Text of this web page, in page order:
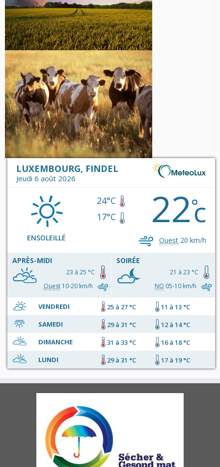
LUXEMBOURG, FINDEL
Jeudi 6 août 2026
ENSOLEILLÉ
24°C
17°C
22°c
Ouest 20 km/h
APRÈS-MIDI
23 à 25 °C
Ouest10-20 km/h
SOIRÉE
21 à 23 °C
NO 05-10 km/h
VENDREDI 25 à 27 °C
11 à 13 °C
SAMEDI
29 à 31 °C
12 à 14 °C
DIMANCHE
31 à 33 °C
16 à 18 °C
LUNDI
29 à 31 °C 17 à 19 °C